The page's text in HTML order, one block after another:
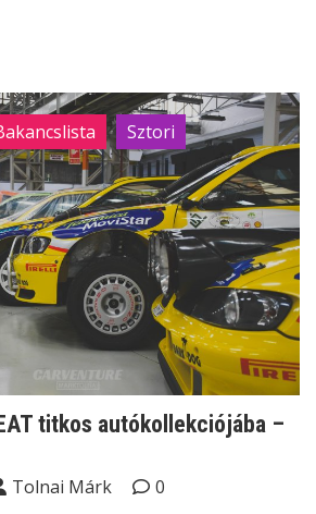
Sztori
titkos autókollekciójába –
Tolnai Márk
0